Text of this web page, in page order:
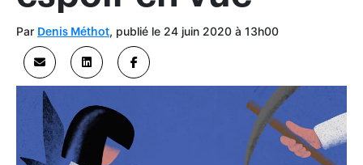
Par Denis Méthot, publié le 24 juin 2020 à 13h00